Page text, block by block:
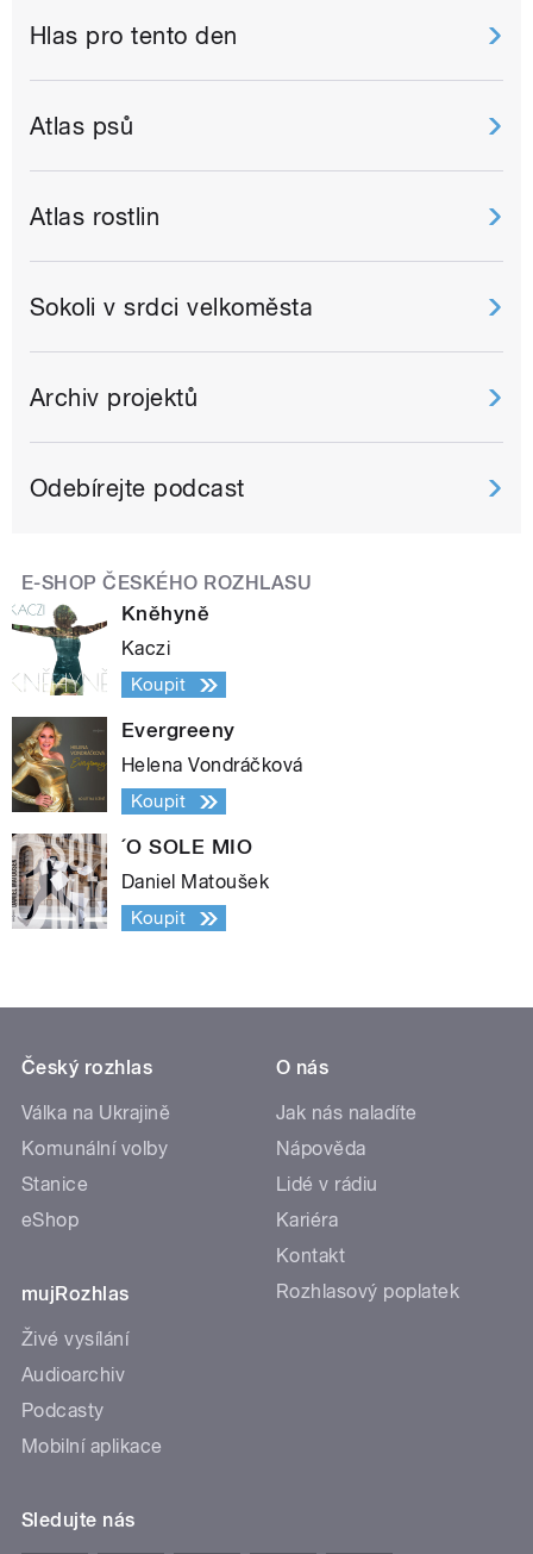
Hlas pro tento den
Atlas psů
Atlas rostlin
Sokoli v srdci velkoměsta
Archiv projektů
Odebírejte podcast
E-SHOP ČESKÉHO ROZHLASU
Kněhyně
Kaczi
Koupit
Evergreeny
Helena Vondráčková
Koupit
´O SOLE MIO
Daniel Matoušek
Koupit
Český rozhlas
Válka na Ukrajině
Komunální volby
Stanice
eShop
mujRozhlas
Živé vysílání
Audioarchiv
Podcasty
Mobilní aplikace
O nás
Jak nás naladíte
Nápověda
Lidé v rádiu
Kariéra
Kontakt
Rozhlasový poplatek
Sledujte nás